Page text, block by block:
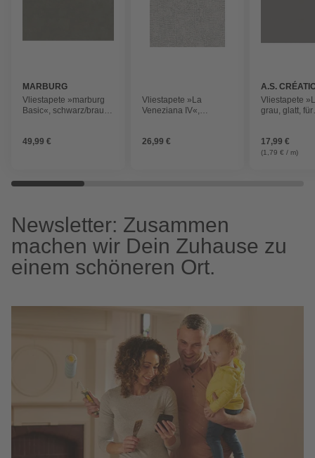
MARBURG
Vliestapete »marburg
Basic«, schwarz/braun,
49,99 €
Vliestapete »La
Veneziana IV«,
26,99 €
A.S.
Vliestapete
grau, glatt, für
17,99 €
(1,79 € / m)
Newsletter: Zusammen
machen wir Dein Zuhause zu
einem schöneren Ort.